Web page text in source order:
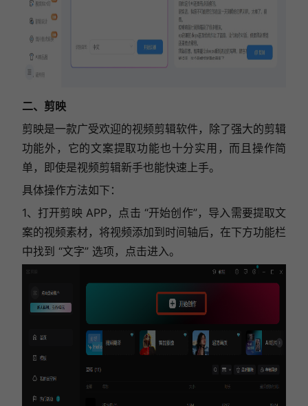
二、剪映
剪映是一款广受欢迎的视频剪辑软件，除了强大的剪辑
功能外，它的文案提取功能也十分实用，而且操作简
单，即使是视频剪辑新手也能快速上手。
具体操作方法如下：
1、打开剪映 APP，点击 “开始创作”，导入需要提取文
案的视频素材，将视频添加到时间轴后，在下方功能栏
中找到 “文字” 选项，点击进入。